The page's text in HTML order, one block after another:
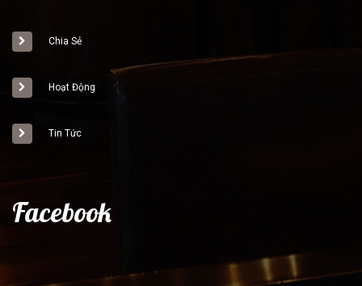
Chia Sẻ
Hoạt Động
Tin Tức
Facebook